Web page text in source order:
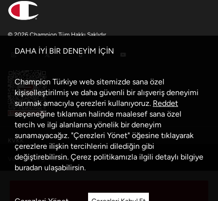
Sepete Ekle
© 2026 Champion Tüm Hakkı Saklıdır
KVKK
Veri Güvenliği Politikası
DAHA İYİ BİR DENEYİM İÇİN
Champion Türkiye web sitemizde sana özel
kişiselleştirilmiş ve daha güvenli bir alışveriş deneyimi
sunmak amacıyla çerezleri kullanıyoruz. Reddet
seçeneğine tıklaman halinde maalesef sana özel
tercih ve ilgi alanlarına yönelik bir deneyim
sunamayacağız. "Çerezleri Yönet" öğesine tıklayarak
çerezlere ilişkin tercihlerini dilediğin gibi
değiştirebilirsin. Çerez politikamızla ilgili detaylı bilgiye
buradan ulaşabilirsin.